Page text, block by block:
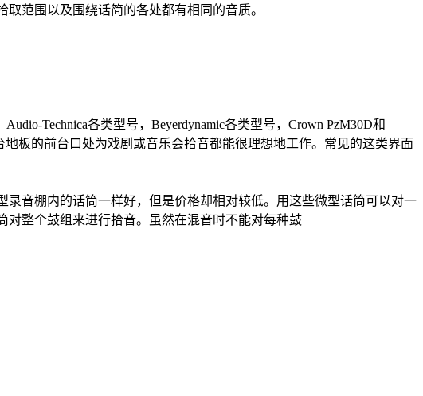
范围以及围绕话简的各处都有相同的音质。
Technica各类型号，Beyerdynamic各类型号，Crown PzM30D和
板的前台口处为戏剧或音乐会拾音都能很理想地工作。常见的这类界面
音棚内的话筒一样好，但是价格却相对较低。用这些微型话筒可以对一
对整个鼓组来进行拾音。虽然在混音时不能对每种鼓